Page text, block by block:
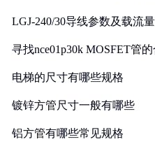
LGJ-240/30导线参数及载流
寻找nce01p30k MOSFET管
电梯的尺寸有哪些规格
镀锌方管尺寸一般有哪些
铝方管有哪些常见规格